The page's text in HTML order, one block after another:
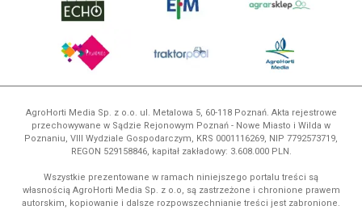
AgroHorti Media Sp. z o.o. ul. Metalowa 5, 60-118 Poznań. Akta rejestrowe
przechowywane w Sądzie Rejonowym Poznań - Nowe Miasto i Wilda w
Poznaniu, VIII Wydziale Gospodarczym, KRS 0001116269, NIP 7792573719,
REGON 529158846, kapitał zakładowy: 3.608.000 PLN.
Wszystkie prezentowane w ramach niniejszego portalu treści są
własnością AgroHorti Media Sp. z o.o, są zastrzeżone i chronione prawem
autorskim, kopiowanie i dalsze rozpowszechnianie treści jest zabronione.